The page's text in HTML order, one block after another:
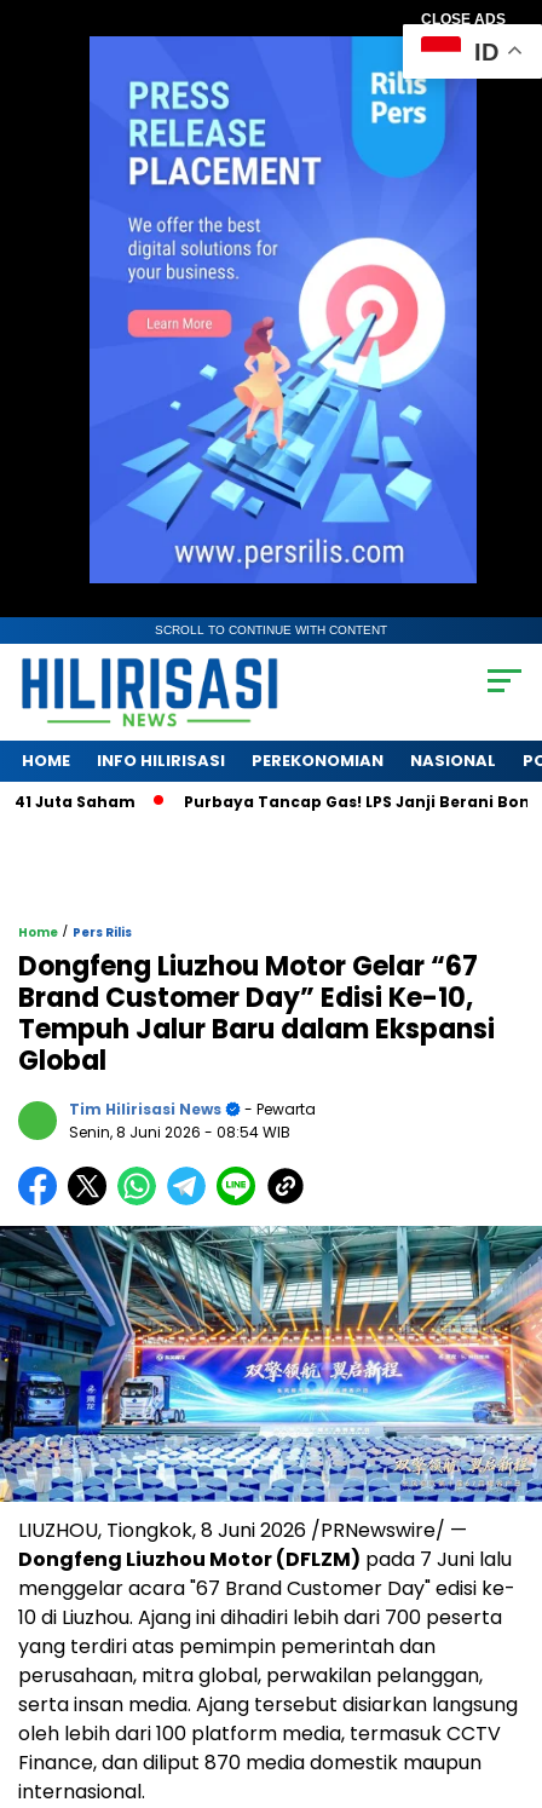
CLOSE ADS
SCROLL TO CONTINUE WITH CONTENT
HOME INFO HILIRISASI PEREKONOMIAN NASIONAL
Saham Purbaya Tancap Gas! LPS Janji Berani Bongkar
Home / Pers Rilis
Dongfeng Liuzhou Motor Gelar “67
Brand Customer Day” Edisi Ke-10,
Tempuh Jalur Baru dalam Ekspansi
Global
Tim Hilirisasi News
- Pewarta
Senin, 8 Juni 2026 - 08:54 WIB
LIUZHOU, Tiongkok, 8 Juni 2026 /PRNewswire/ —
Dongfeng Liuzhou Motor (DFLZM) pada 7 Juni lalu
menggelar acara "67 Brand Customer Day" edisi ke-
10 di Liuzhou. Ajang ini dihadiri lebih dari 700 peserta
yang terdiri atas pemimpin pemerintah dan
perusahaan, mitra global, perwakilan pelanggan,
serta insan media. Ajang tersebut disiarkan langsung
oleh lebih dari 100 platform media, termasuk CCTV
Finance, dan diliput 870 media domestik maupun
internasional.
ID